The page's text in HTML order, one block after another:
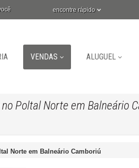
encontre rápido
VENDAS ALUGUEL
Poltal Norte em Balneário
Norte em Balneário Camboriú